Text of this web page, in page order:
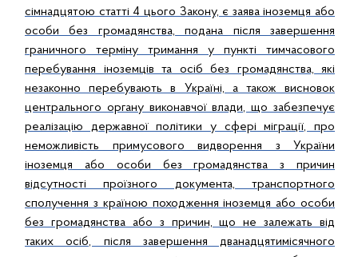
сімнадцятою статті 4 цього Закону, є заява іноземця або
особи без громадянства, подана після завершення
граничного терміну тримання у пункті тимчасового
перебування іноземців та осіб без громадянства, які
незаконно перебувають в Україні, а також висновок
центрального органу виконавчої влади, що забезпечує
реалізацію державної політики у сфері міграції, про
неможливість примусового видворення з України
іноземця або особи без громадянства з причин
відсутності проїзного документа, транспортного
сполучення з країною походження іноземця або особи
без громадянства або з причин, що не залежать від
таких осіб, після завершення дванадцятимісячного